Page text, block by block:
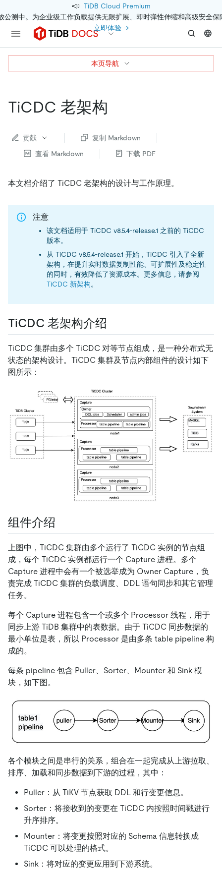
📣 TiDB Cloud Premium
公测中。为企业级工作负载提供无限扩展、即时弹性伸缩和高级安全保
立即体验 →
TiCDC 老架构
贡献
复制 Markdown
查看 Markdown
下载 PDF
本文档介绍了 TiCDC 老架构的设计与工作原理。
注意
该文档适用于 TiCDC v8.5.4-release.1 之前的 TiCDC
版本。
从 TiCDC v8.5.4-release.1 开始，TiCDC 引入了全新
架构，在提升实时数据复制性能、可扩展性及稳定性
的同时，有效降低了资源成本。更多信息，请参阅
TiCDC 新架构。
TiCDC 老架构介绍
TiCDC 集群由多个 TiCDC 对等节点组成，是一种分布式无
状态的架构设计。TiCDC 集群及节点内部组件的设计如下
图所示：
组件介绍
上图中，TiCDC 集群由多个运行了 TiCDC 实例的节点组
成，每个 TiCDC 实例都运行一个 Capture 进程。多个
Capture 进程中会有一个被选举成为 Owner Capture，负
责完成 TiCDC 集群的负载调度、DDL 语句同步和其它管理
任务。
每个 Capture 进程包含一个或多个 Processor 线程，用于
同步上游 TiDB 集群中的表数据。由于 TiCDC 同步数据的
最小单位是表，所以 Processor 是由多条 table pipeline 构
成的。
每条 pipeline 包含 Puller、Sorter、Mounter 和 Sink 模
块，如下图。
各个模块之间是串行的关系，组合在一起完成从上游拉取、
排序、加载和同步数据到下游的过程，其中：
Puller：从 TiKV 节点获取 DDL 和行变更信息。
Sorter：将接收到的变更在 TiCDC 内按照时间戳进行
升序排序。
Mounter：将变更按照对应的 Schema 信息转换成
TiCDC 可以处理的格式。
Sink：将对应的变更应用到下游系统。
本页导航